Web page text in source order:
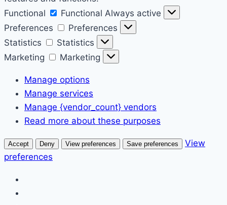
Functional
Functional Always active
Preferences
Preferences
Statistics
Statistics
Marketing
Marketing
Manage options
Manage services
Manage {vendor_count} vendors
Read more about these purposes
Accept Deny View preferences Save preferences
View
preferences